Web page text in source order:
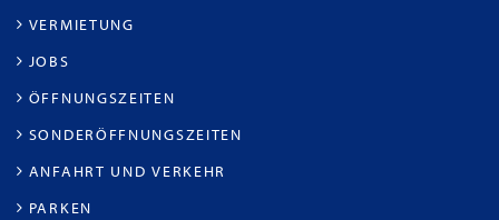
VERMIETUNG
JOBS
ÖFFNUNGSZEITEN
SONDERÖFFNUNGSZEITEN
ANFAHRT UND VERKEHR
PARKEN